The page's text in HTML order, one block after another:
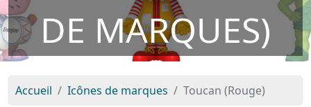
DE MARQUES)
Accueil Icônes de marques Toucan (Rouge)